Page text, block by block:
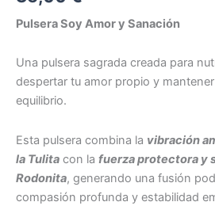
Pulsera Soy Amor y Sanación
Una pulsera sagrada creada para
despertar tu amor propio y
equilibrio.
Esta pulsera combina la vibración
la Tulita con la fuerza protectora y
Rodonita, generando una fusión
compasión profunda y estabilidad